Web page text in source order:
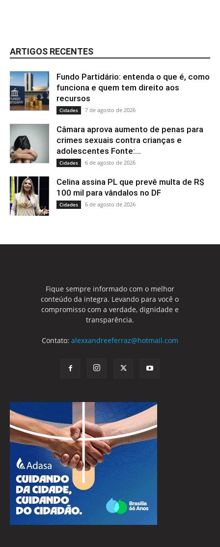
ARTIGOS RECENTES
Fundo Partidário: entenda o que é, como
funciona e quem tem direito aos
recursos
Cidades 7 de agosto de 2026
Câmara aprova aumento de penas para
crimes sexuais contra crianças e
adolescentes Fonte:...
Cidades 6 de agosto de 2026
Celina assina PL que prevê multa de R$
100 mil para vândalos no DF
Cidades 6 de agosto de 2026
Fique sempre informado com o melhor
conteúdo da integra. Levando para você o
compromisso com a verdade, dignidade e
transparência.
Contato: alexxandreeferraz@hotmail.com